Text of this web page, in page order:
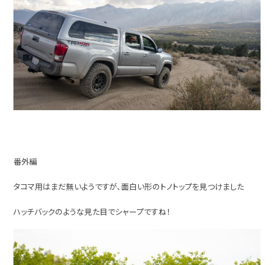
番外編
タコマ用はまだ無いようですが、面白い形のトノトップを見つけました
ハッチバックのような見た目でシャープですね！